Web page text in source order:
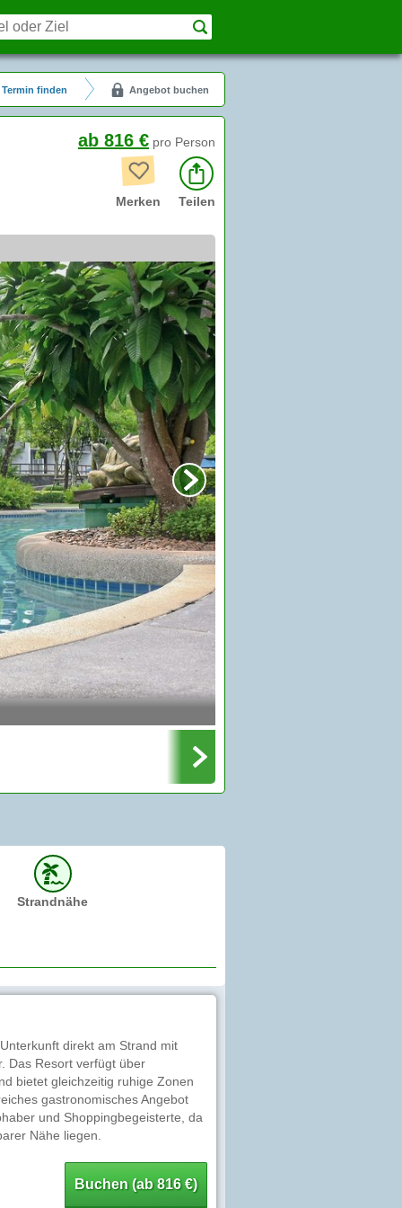
Termin finden Angebot buchen
ab 816 € pro Person
Merken Teilen
Strandnähe
direkt am Strand mit
Das Resort verfügt über
bietet gleichzeitig ruhige Zonen
gastronomisches Angebot
und Shoppingbegeisterte, da
Nähe liegen.
Buchen (ab 816 €)